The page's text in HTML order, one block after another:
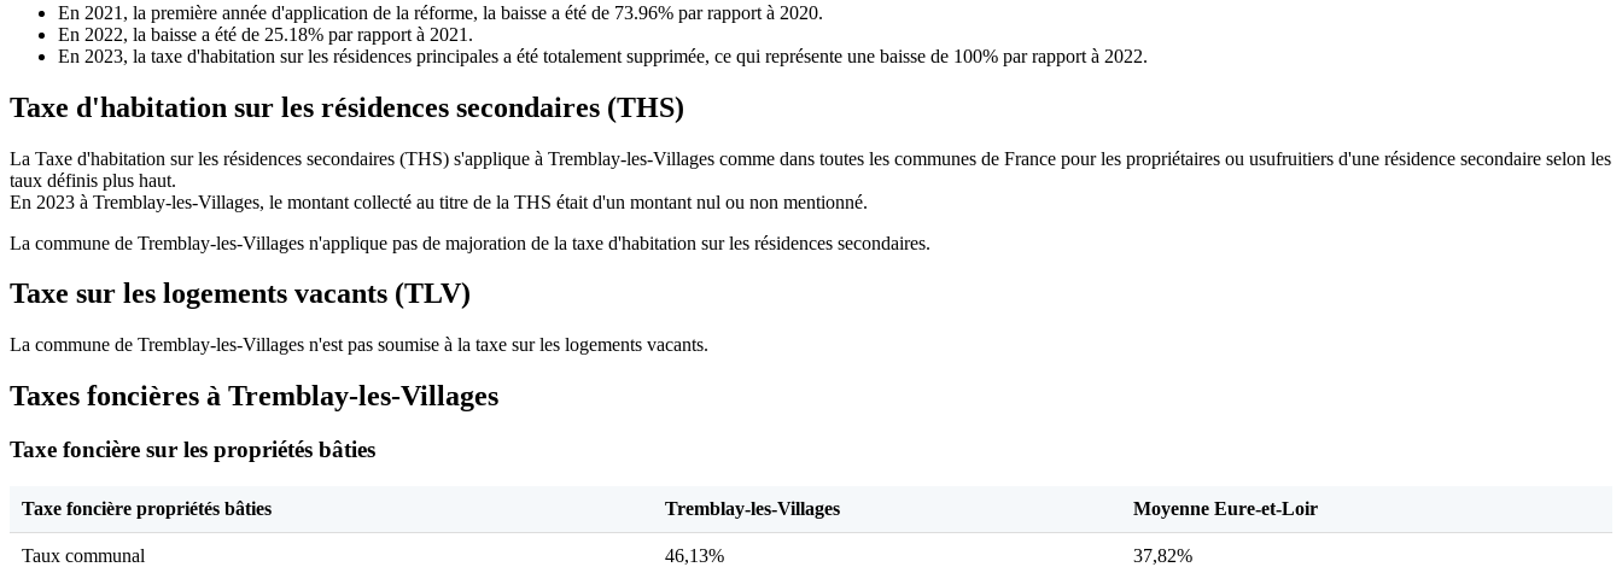
En 2021, la première année d'application de la réforme, la baisse a été de 73.96% par rapport à 2020.
En 2022, la baisse a été de 25.18% par rapport à 2021.
En 2023, la taxe d'habitation sur les résidences principales a été totalement supprimée, ce qui représente une baisse de 100% par rapport à 2022.
Taxe d'habitation sur les résidences secondaires (THS)
La Taxe d'habitation sur les résidences secondaires (THS) s'applique à Tremblay-les-Villages comme dans toutes les communes de France pour les propriétaires ou usufruitiers d'une résidence secondaire selon les
taux définis plus haut.
En 2023 à Tremblay-les-Villages, le montant collecté au titre de la THS était d'un montant nul ou non mentionné.
La commune de Tremblay-les-Villages n'applique pas de majoration de la taxe d'habitation sur les résidences secondaires.
Taxe sur les logements vacants (TLV)
La commune de Tremblay-les-Villages n'est pas soumise à la taxe sur les logements vacants.
Taxes foncières à Tremblay-les-Villages
Taxe foncière sur les propriétés bâties
Taxe foncière propriétés bâties Tremblay-les-Villages Moyenne Eure-et-Loir
Taux communal 46,13% 37,82%